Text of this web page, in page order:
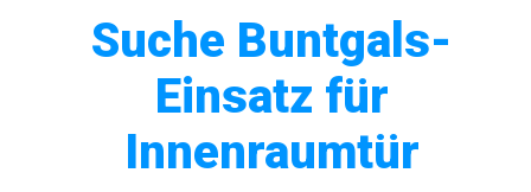
Suche Buntgals-
Einsatz für
Innenraumtür